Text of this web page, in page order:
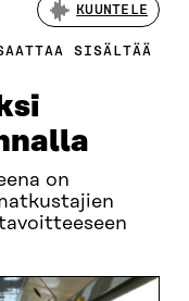
KUUNTELE
SISÄLTÄÄ
on